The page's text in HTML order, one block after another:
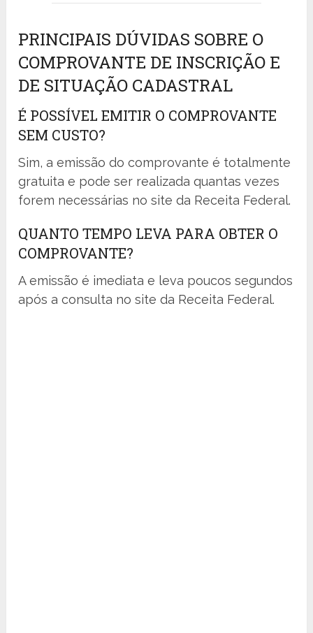
PRINCIPAIS DÚVIDAS SOBRE O
COMPROVANTE DE INSCRIÇÃO E
DE SITUAÇÃO CADASTRAL
É POSSÍVEL EMITIR O COMPROVANTE
SEM CUSTO?
Sim, a emissão do comprovante é totalmente
gratuita e pode ser realizada quantas vezes
forem necessárias no site da Receita Federal.
QUANTO TEMPO LEVA PARA OBTER O
COMPROVANTE?
A emissão é imediata e leva poucos segundos
após a consulta no site da Receita Federal.